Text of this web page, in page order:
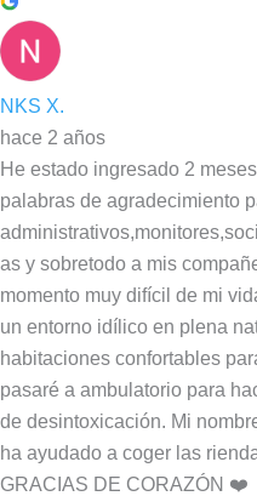
NKS X.
hace 2 años
He estado ingresado 2
palabras de agradecimiento
as y sobretodo a mis
momento muy difícil de mi
un entorno idílico en plena
habitaciones confortables
pasaré a ambulatorio para
de desintoxicación. Mi
ha ayudado a coger las
GRACIAS DE CORAZÓN ❤️